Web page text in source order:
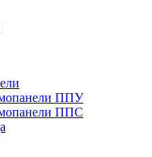
ППУ
ППC